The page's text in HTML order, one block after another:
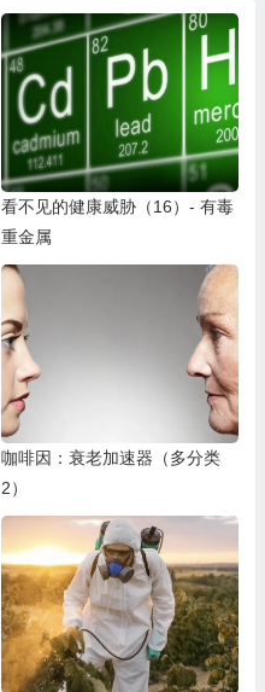
看不见的健康威胁（16）- 有毒
重金属
咖啡因：衰老加速器（多分类
2）